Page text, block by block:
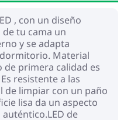
, con un diseño
tu cama un
y se adapta
Material
primera calidad es
resistente a las
de limpiar con un paño
lisa da un aspecto
de